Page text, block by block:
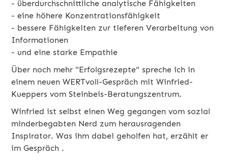
- überdurchschnittliche analytische Fähigkeiten
- eine höhere Konzentrationsfähigkeit
- bessere Fähigkeiten zur tieferen Verarbeitung von
Informationen
- und eine starke Empathie
Über noch mehr "Erfolgsrezepte" spreche ichin
einem neuen WERTvoll-Gespräch mit Winfried-
Kueppers vom Steinbeis-Beratungszentrum.
Winfried ist selbst einen Weg gegangen vom sozial
minderbegabten Nerd zum herausragenden
Inspirator. Was ihm dabei geholfen hat, erzählt er
im Gespräch .